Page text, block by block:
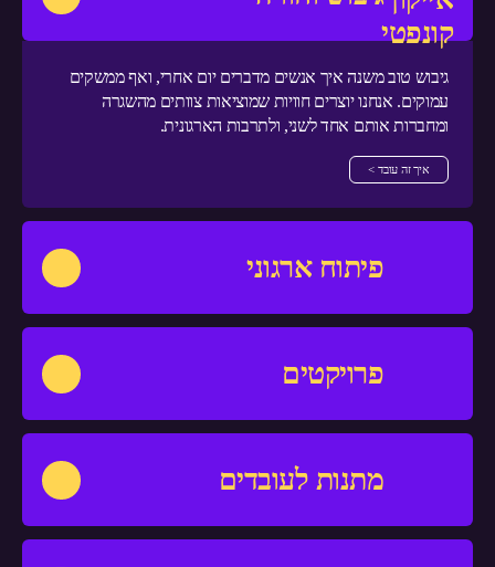
גיבוש טוב משנה איך אנשים מדברים יום אחרי, ואף ממשקים
עמוקים. אנחנו יוצרים חוויות שמוציאות צוותים מהשגרה
ומחברות אותם אחד לשני, ולתרבות הארגונית.
איך זה עובד >
פיתוח ארגוני
פרויקטים
מתנות לעובדים